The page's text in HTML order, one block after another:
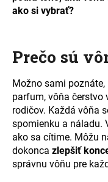
ako si vybrať?
Prečo sú
Možno sami
parfum, vôňa čerstvo
rodičov. Každá vôňa
spomienku a náladu.
ako sa cítime. Môžu
dokonca zlepšiť
správnu vôňu pre
O
d
p
o
r
ú
č